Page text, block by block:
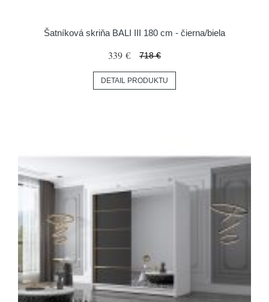
Šatníková skriňa BALI III 180 cm - čierna/biela
339 € 718 €
DETAIL PRODUKTU